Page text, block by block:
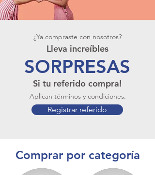
¿Ya compraste con nosotros?
Lleva increíbles
SORPRESAS
Si tu referido compra!
Aplican términos y condiciones.
Registrar referido
Comprar por categoría